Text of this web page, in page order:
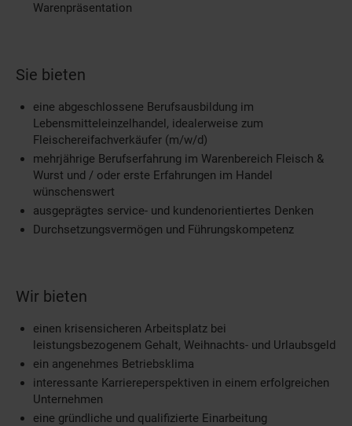
Warenpräsentation
Sie bieten
eine abgeschlossene Berufsausbildung im
Lebensmitteleinzelhandel, idealerweise zum
Fleischereifachverkäufer (m/w/d)
mehrjährige Berufserfahrung im Warenbereich Fleisch &
Wurst und / oder erste Erfahrungen im Handel
wünschenswert
ausgeprägtes service- und kundenorientiertes Denken
Durchsetzungsvermögen und Führungskompetenz
Wir bieten
einen krisensicheren Arbeitsplatz bei
leistungsbezogenem Gehalt, Weihnachts- und Urlaubsgeld
ein angenehmes Betriebsklima
interessante Karriereperspektiven in einem erfolgreichen
Unternehmen
eine gründliche und qualifizierte Einarbeitung